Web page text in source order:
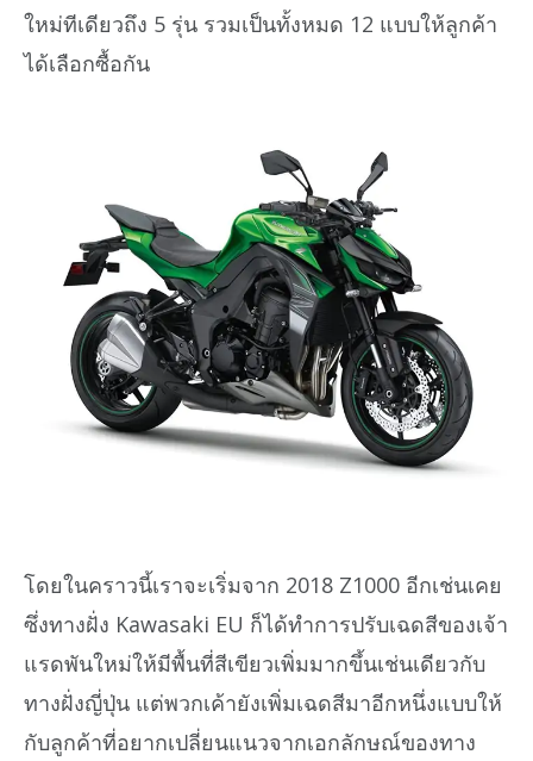
ใหม่ทีเดียวถึง 5 รุ่น รวมเป็นทั้งหมด 12 แบบให้ลูกค้า
ได้เลือกซื้อกัน
โดยในคราวนี้เราจะเริ่มจาก 2018 Z1000 อีกเช่นเคย
ซึ่งทางฝั่ง Kawasaki EU ก็ได้ทำการปรับเฉดสีของเจ้า
แรดพันใหม่ให้มีพื้นที่สีเขียวเพิ่มมากขึ้นเช่นเดียวกับ
ทางฝั่งญี่ปุ่น แต่พวกเค้ายังเพิ่มเฉดสีมาอีกหนึ่งแบบให้
กับลูกค้าที่อยากเปลี่ยนแนวจากเอกลักษณ์ของทาง